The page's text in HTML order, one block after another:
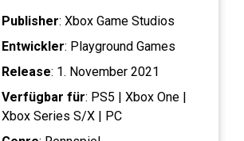
Publisher: Xbox Game Studios
Entwickler: Playground Games
Release: 1. November 2021
Verfügbar für: PS5 | Xbox One |
Xbox Series S/X | PC